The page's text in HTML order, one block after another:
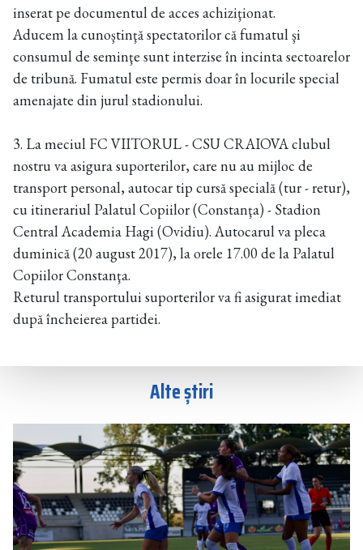
inserat pe documentul de acces achiziţionat.
Aducem la cunoştinţă spectatorilor că fumatul şi
consumul de seminţe sunt interzise în incinta sectoarelor
de tribună. Fumatul este permis doar în locurile special
amenajate din jurul stadionului.
3. La meciul FC VIITORUL - CSU CRAIOVA clubul
nostru va asigura suporterilor, care nu au mijloc de
transport personal, autocar tip cursă specială (tur - retur),
cu itinerariul Palatul Copiilor (Constanţa) - Stadion
Central Academia Hagi (Ovidiu). Autocarul va pleca
duminică (20 august 2017), la orele 17.00 de la Palatul
Copiilor Constanţa.
Returul transportului suporterilor va fi asigurat imediat
după încheierea partidei.
Alte știri